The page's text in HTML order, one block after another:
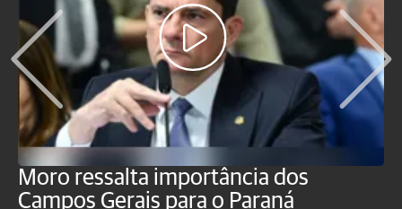
Moro ressalta importância dos
Campos Gerais para o Paraná